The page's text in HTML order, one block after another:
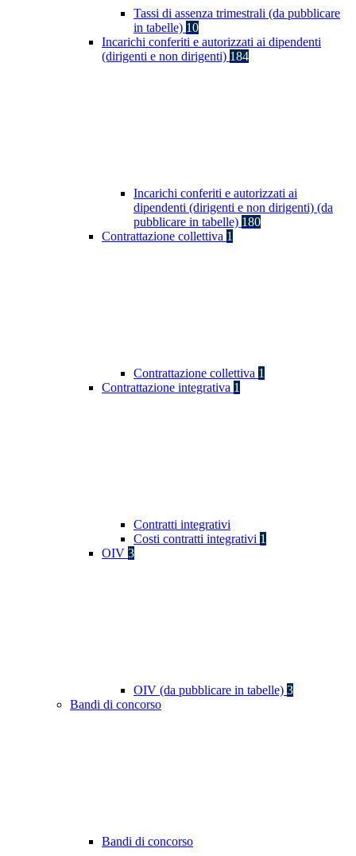
Tassi di assenza trimestrali (da pubblicare
in tabelle) 10
Incarichi conferiti e autorizzati ai dipendenti
(dirigenti e non dirigenti) 184
Incarichi conferiti e autorizzati ai
dipendenti (dirigenti e non dirigenti) (da
pubblicare in tabelle) 180
Contrattazione collettiva 1
Contrattazione collettiva 1
Contrattazione integrativa 1
Contratti integrativi
Costi contratti integrativi 1
OIV 3
OIV (da pubblicare in tabelle) 3
Bandi di concorso
Bandi di concorso